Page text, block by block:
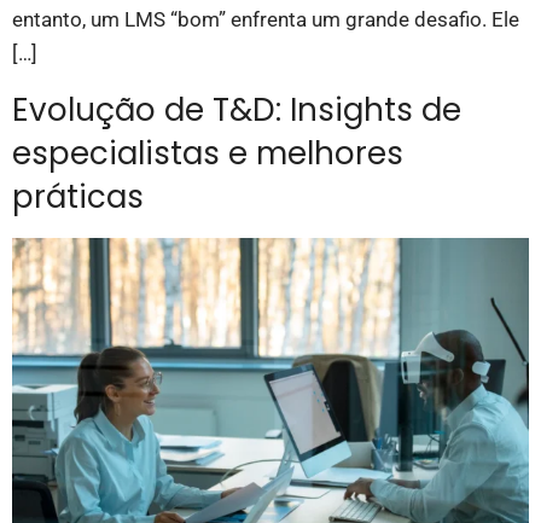
entanto, um LMS “bom” enfrenta um grande desafio. Ele
[…]
Evolução de T&D: Insights de
especialistas e melhores
práticas